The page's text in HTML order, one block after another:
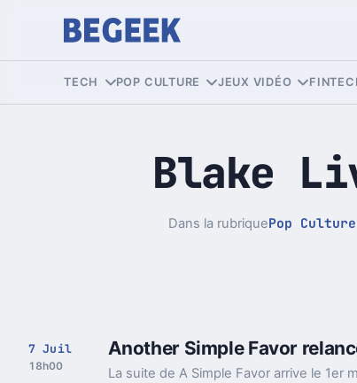
TECH POP CULTURE JEUX VIDÉO
Blake
Dans la rubriquePop Culture
7 Juil
18h00
Another Simple Favor